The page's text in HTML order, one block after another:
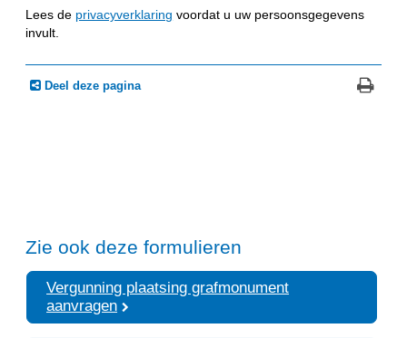
Lees de privacyverklaring voordat u uw persoonsgegevens
invult.
Deel deze pagina
Zie ook deze formulieren
Vergunning plaatsing grafmonument
aanvragen